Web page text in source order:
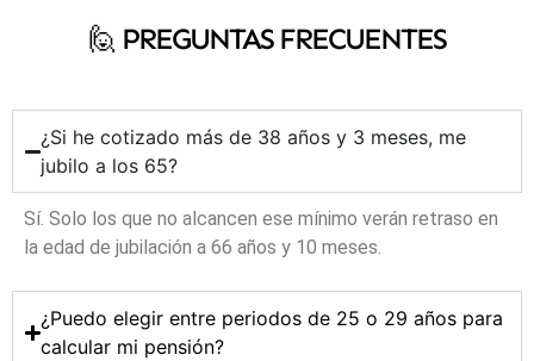
🙋‍ PREGUNTAS FRECUENTES
¿Si he cotizado más de 38 años y 3 meses, me
jubilo a los 65?
Sí. Solo los que no alcancen ese mínimo verán retraso en
la edad de jubilación a 66 años y 10 meses.
¿Puedo elegir entre periodos de 25 o 29 años para
calcular mi pensión?